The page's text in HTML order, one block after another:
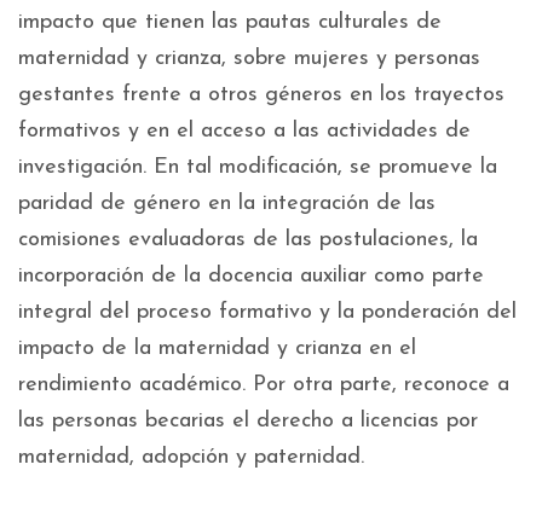
impacto que tienen las pautas culturales de
maternidad y crianza, sobre mujeres y personas
gestantes frente a otros géneros en los trayectos
formativos y en el acceso a las actividades de
investigación. En tal modificación, se promueve la
paridad de género en la integración de las
comisiones evaluadoras de las postulaciones, la
incorporación de la docencia auxiliar como parte
integral del proceso formativo y la ponderación del
impacto de la maternidad y crianza en el
rendimiento académico. Por otra parte, reconoce a
las personas becarias el derecho a licencias por
maternidad, adopción y paternidad.